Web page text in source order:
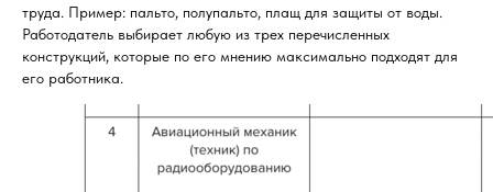
труда. Пример: пальто, полупальто, плащ для защиты от воды.
Работодатель выбирает любую из трех перечисленных
конструкций, которые по его мнению максимально подходят для
его работника.